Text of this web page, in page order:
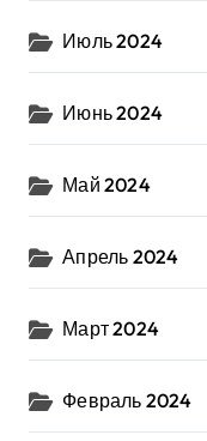
Июль 2024
Июнь 2024
Май 2024
Апрель 2024
Март 2024
Февраль 2024